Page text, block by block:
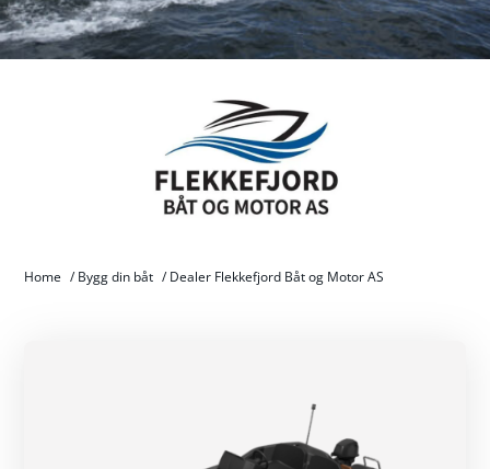
Home /Bygg din båt /Dealer Flekkefjord Båt og Motor AS